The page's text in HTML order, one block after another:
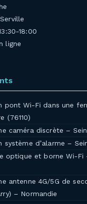
18:00
ligne
pont Wi-Fi dans une
(76110)
caméra discrète –
système d’alarme –
optique et borne Wi-Fi
antenne 4G/5G de
– Normandie